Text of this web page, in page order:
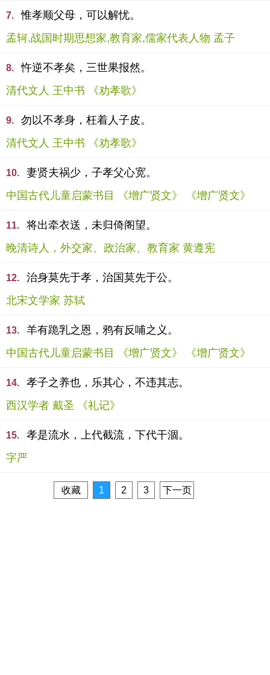
7.
惟孝顺父母，可以解忧。
孟轲,战国时期思想家,教育家,儒家代表人物 孟子
8.
忤逆不孝矣，三世果报然。
清代文人 王中书 《劝孝歌》
9.
勿以不孝身，枉着人子皮。
清代文人 王中书 《劝孝歌》
10.
妻贤夫祸少，子孝父心宽。
中国古代儿童启蒙书目 《增广贤文》 《增广贤文》
11.
将出牵衣送，未归倚阁望。
晚清诗人，外交家、政治家、教育家 黄遵宪
12.
治身莫先于孝，治国莫先于公。
北宋文学家 苏轼
13.
羊有跪乳之恩，鸦有反哺之义。
中国古代儿童启蒙书目 《增广贤文》 《增广贤文》
14.
孝子之养也，乐其心，不违其志。
西汉学者 戴圣 《礼记》
15.
孝是流水，上代截流，下代干涸。
字严
收藏 1 2 3 下一页